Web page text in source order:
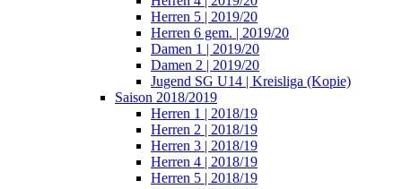
Herren 5 | 2019/20
Herren 6 gem. | 2019/20
Damen 1 | 2019/20
Damen 2 | 2019/20
Jugend SG U14 | Kreisliga (Kopie)
Saison 2018/2019
Herren 1 | 2018/19
Herren 2 | 2018/19
Herren 3 | 2018/19
Herren 4 | 2018/19
Herren 5 | 2018/19